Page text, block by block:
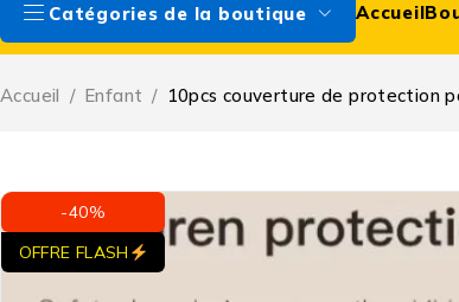
Catégories de la boutique Accueil
Accueil / Enfant / 10pcs couverture de protection
-40%
OFFRE FLASH